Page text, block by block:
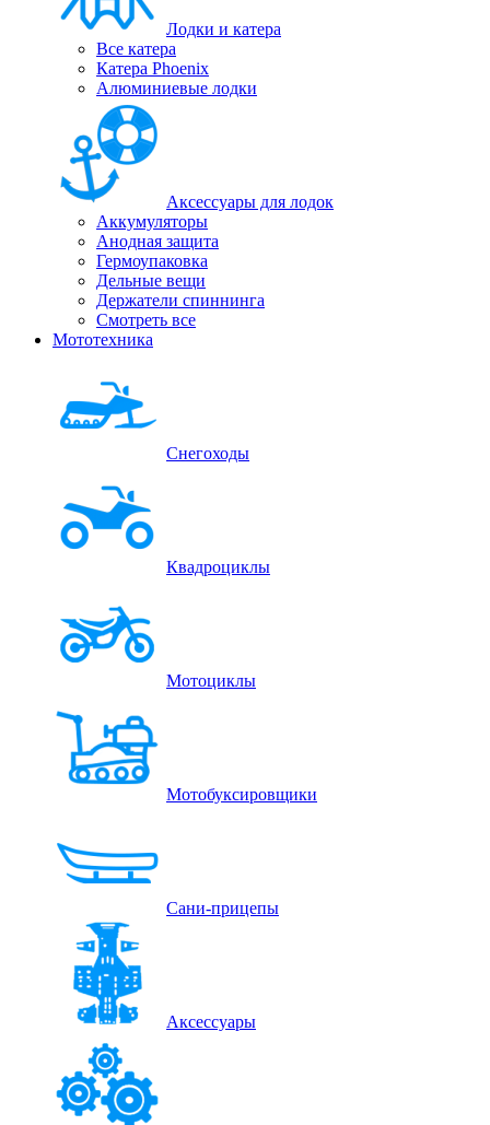
Лодки и катера
Все катера
Катера Phoenix
Алюминиевые лодки
Аксессуары для лодок
Аккумуляторы
Анодная защита
Гермоупаковка
Дельные вещи
Держатели спиннинга
Смотреть все
Мототехника
Снегоходы
Квадроциклы
Мотоциклы
Мотобуксировщики
Сани-прицепы
Аксессуары